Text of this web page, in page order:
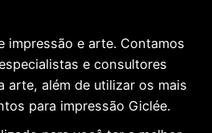
impressão e arte. Contamos
e consultores
arte, além de utilizar os mais
para impressão Giclée.